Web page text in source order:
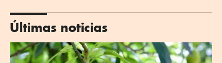
Últimas noticias